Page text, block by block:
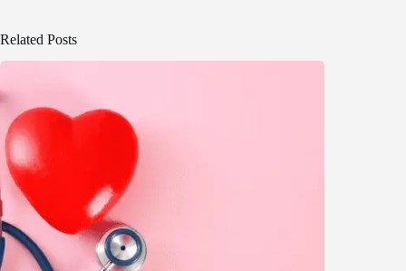
Related Posts